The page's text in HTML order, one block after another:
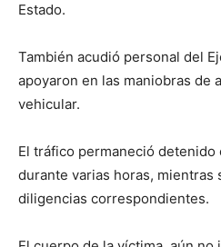
Estado.
También acudió personal del
apoyaron en las maniobras de
vehicular.
El tráfico permaneció detenido
durante varias horas, mientras
diligencias correspondientes.